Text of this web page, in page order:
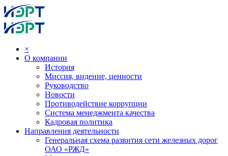
×
О компании
История
Миссия, видение, ценности
Руководство
Новости
Противодействие коррупции
Система менеджмента качества
Кадровая политика
Направления деятельности
Генеральная схема развития сети железных дорог
ОАО «РЖД»